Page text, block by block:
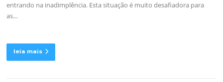
entrando na inadimplência. Esta situação é muito desafiadora para
as…
leia mais